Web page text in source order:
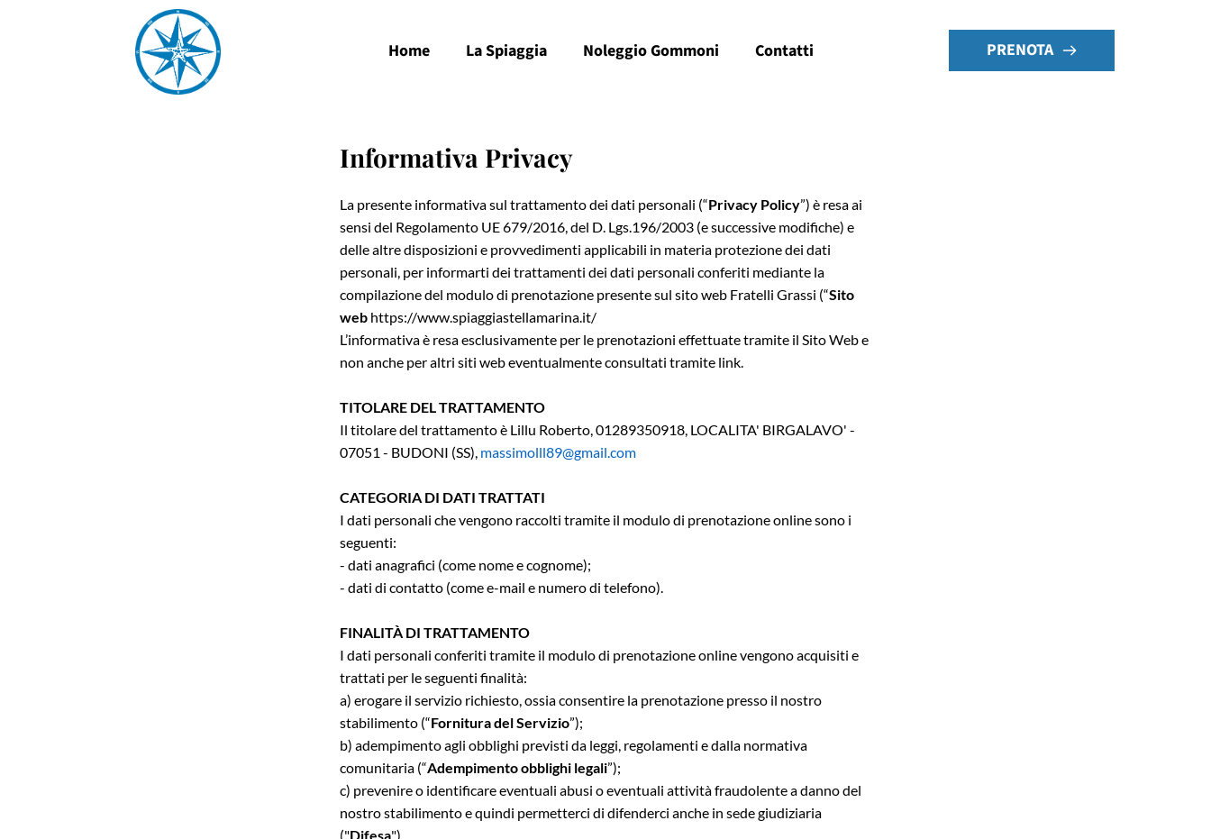
Home La Spiaggia Noleggio Gommoni Contatti PRENOTA
Informativa Privacy
La presente informativa sul trattamento dei dati personali (“Privacy Policy”) è resa ai
sensi del Regolamento UE 679/2016, del D. Lgs.196/2003 (e successive modifiche) e
delle altre disposizioni e provvedimenti applicabili in materia protezione dei dati
personali, per informarti dei trattamenti dei dati personali conferiti mediante la
compilazione del modulo di prenotazione presente sul sito web Fratelli Grassi (“Sito
web https://www.spiaggiastellamarina.it/
L’informativa è resa esclusivamente per le prenotazioni effettuate tramite il Sito Web e
non anche per altri siti web eventualmente consultati tramite link.
TITOLARE DEL TRATTAMENTO
Il titolare del trattamento è Lillu Roberto, 01289350918, LOCALITA' BIRGALAVO' -
07051 - BUDONI (SS), massimolll89@gmail.com
CATEGORIA DI DATI TRATTATI
I dati personali che vengono raccolti tramite il modulo di prenotazione online sono i
seguenti:
- dati anagrafici (come nome e cognome);
- dati di contatto (come e-mail e numero di telefono).
FINALITÀ DI TRATTAMENTO
I dati personali conferiti tramite il modulo di prenotazione online vengono acquisiti e
trattati per le seguenti finalità:
a) erogare il servizio richiesto, ossia consentire la prenotazione presso il nostro
stabilimento (“Fornitura del Servizio”);
b) adempimento agli obblighi previsti da leggi, regolamenti e dalla normativa
comunitaria (“Adempimento obblighi legali”);
c) prevenire o identificare eventuali abusi o eventuali attività fraudolente a danno del
nostro stabilimento e quindi permetterci di difenderci anche in sede giudiziaria
("Difesa").